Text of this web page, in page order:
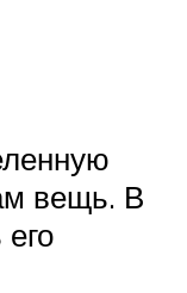
вещь. В